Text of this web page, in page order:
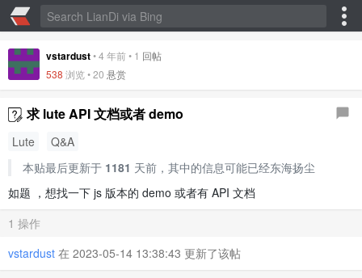
vstardust•4 年前• 1 回帖
538 浏览 •20 悬赏
求 lute API 文档或者 demo
Lute
Q&A
本贴最后更新于 1181 天前，其中的信息可能已经东海扬尘
如题 ，想找一下 js 版本的 demo 或者有 API 文档
1 操作
vstardust 在 2023-05-14 13:38:43 更新了该帖